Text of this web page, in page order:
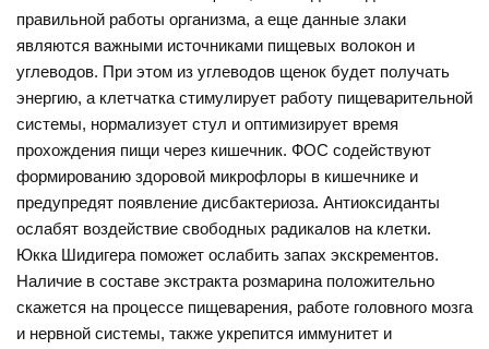
правильной работы организма, а еще данные злаки
являются важными источниками пищевых волокон и
углеводов. При этом из углеводов щенок будет получать
энергию, а клетчатка стимулирует работу пищеварительной
системы, нормализует стул и оптимизирует время
прохождения пищи через кишечник. ФОС содействуют
формированию здоровой микрофлоры в кишечнике и
предупредят появление дисбактериоза. Антиоксиданты
ослабят воздействие свободных радикалов на клетки.
Юкка Шидигера поможет ослабить запах экскрементов.
Наличие в составе экстракта розмарина положительно
скажется на процессе пищеварения, работе головного мозга
и нервной системы, также укрепится иммунитет и